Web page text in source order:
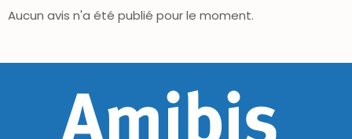
Aucun avis n'a été publié pour le moment.